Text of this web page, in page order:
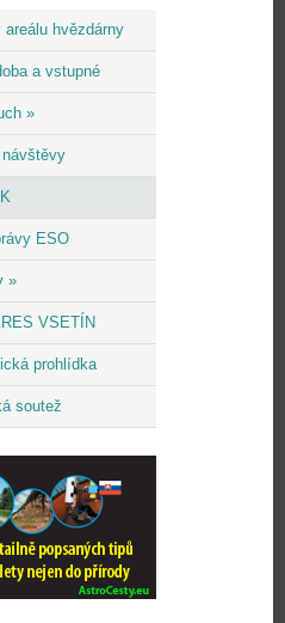
hvězdárny
a vstupné
»
ESO
»
VSETÍN
prohlídka
soutež